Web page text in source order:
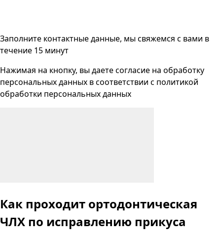
Заполните контактные данные, мы свяжемся с вами в
течение 15 минут
Нажимая на кнопку, вы даете согласие на обработку
персональных данных в соответствии с политикой
обработки персональных данных
Как проходит ортодонтическая
ЧЛХ по исправлению прикуса